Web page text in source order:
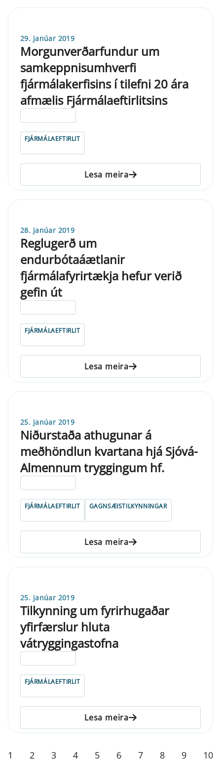
29. janúar 2019
Morgunverðarfundur um
samkeppnisumhverfi
fjármálakerfisins í tilefni 20 ára
afmælis Fjármálaeftirlitsins
FJÁRMÁLAEFTIRLIT
Lesa meira
28. janúar 2019
Reglugerð um
endurbótaáætlanir
fjármálafyrirtækja hefur verið
gefin út
FJÁRMÁLAEFTIRLIT
Lesa meira
25. janúar 2019
Niðurstaða athugunar á
meðhöndlun kvartana hjá Sjóvá-
Almennum tryggingum hf.
FJÁRMÁLAEFTIRLIT GAGNSÆISTILKYNNINGAR
Lesa meira
25. janúar 2019
Tilkynning um fyrirhugaðar
yfirfærslur hluta
vátryggingastofna
FJÁRMÁLAEFTIRLIT
Lesa meira
1 2 3 4 5 6 7 8 9 10